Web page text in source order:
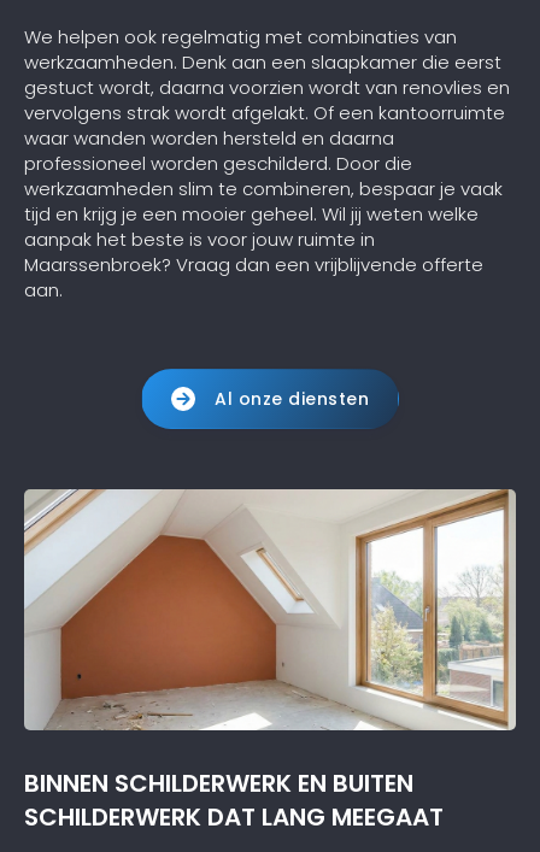
We helpen ook regelmatig met combinaties van
werkzaamheden. Denk aan een slaapkamer die eerst
gestuct wordt, daarna voorzien wordt van renovlies en
vervolgens strak wordt afgelakt. Of een kantoorruimte
waar wanden worden hersteld en daarna
professioneel worden geschilderd. Door die
werkzaamheden slim te combineren, bespaar je vaak
tijd en krijg je een mooier geheel. Wil jij weten welke
aanpak het beste is voor jouw ruimte in
Maarssenbroek? Vraag dan een vrijblijvende offerte
aan.
Al onze diensten
BINNEN SCHILDERWERK EN BUITEN
SCHILDERWERK DAT LANG MEEGAAT